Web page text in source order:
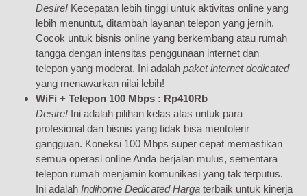
Desire! Kecepatan lebih tinggi untuk aktivitas online yang
lebih menuntut, ditambah layanan telepon yang jernih.
Cocok untuk bisnis online yang berkembang atau rumah
tangga dengan intensitas penggunaan internet dan
telepon yang moderat. Ini adalah paket internet dedicated
yang menawarkan nilai lebih!
WiFi + Telepon 100 Mbps : Rp410Rb
Desire! Ini adalah pilihan kelas atas untuk para
profesional dan bisnis yang tidak bisa mentolerir
gangguan. Koneksi 100 Mbps super cepat memastikan
semua operasi online Anda berjalan mulus, sementara
telepon rumah menjamin komunikasi yang tak terputus.
Ini adalah Indihome Dedicated Harga terbaik untuk kinerja